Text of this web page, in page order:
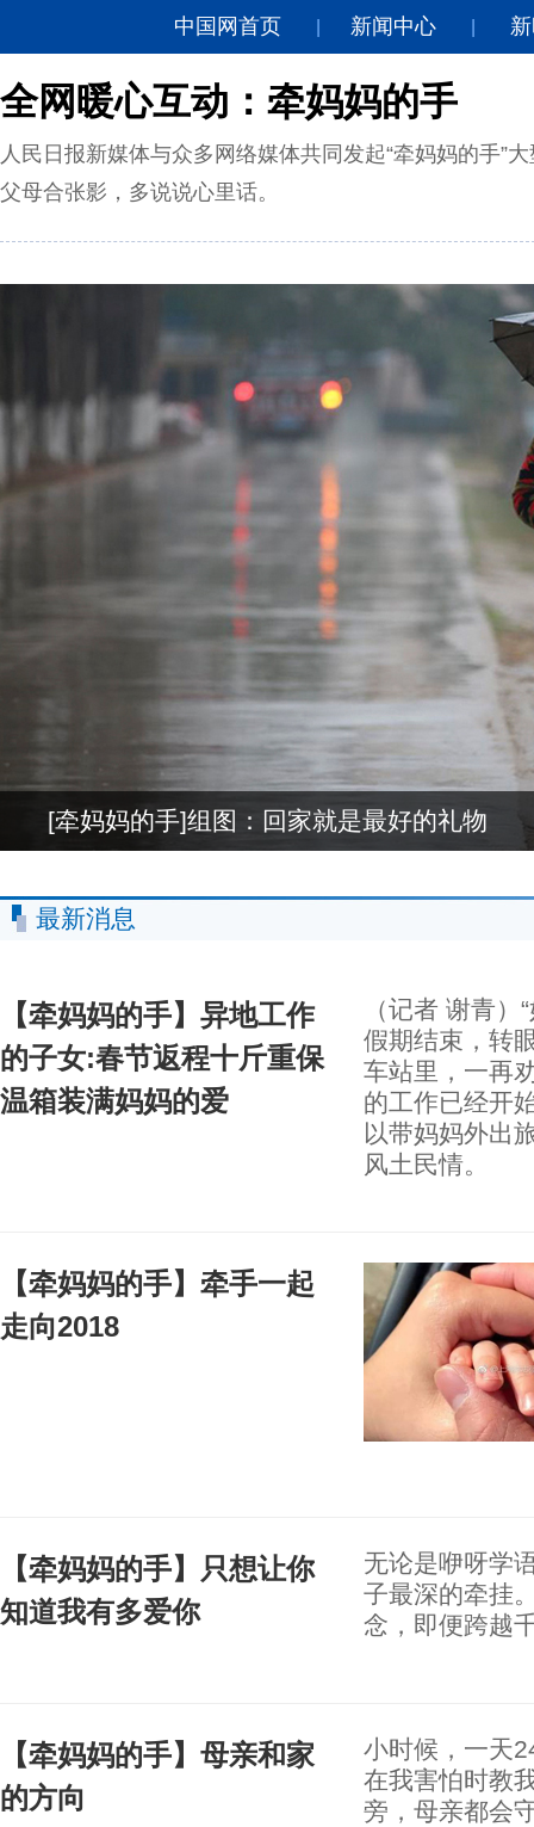
中国网首页 新闻中心
全网暖心互动：牵妈妈的手
人民日报新媒体与众多网络媒体共同发起“牵妈妈的手”
父母合张影，多说说心里话。
[牵妈妈的手]组图：回家就是最好的礼物
最新消息
【牵妈妈的手】异地工作
的子女:春节返程十斤重保
温箱装满妈妈的爱
（记者 谢青）
假期结束，转
车站里，一再
的工作已经开
以带妈妈外出
风土民情。
【牵妈妈的手】牵手一起
走向2018
【牵妈妈的手】只想让你
知道我有多爱你
无论是咿呀学
子最深的牵挂
念，即便跨越
【牵妈妈的手】母亲和家
的方向
小时候，一天
在我害怕时教
旁，母亲都会